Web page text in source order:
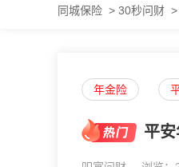
同城保险 > 30秒问财 >
年金险
平